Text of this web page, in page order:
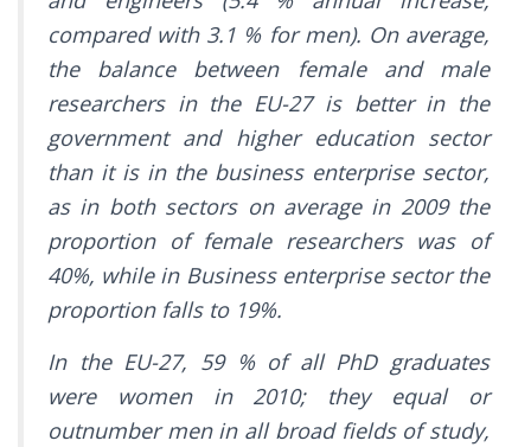
compared with 3.1 % for men). On average,
the balance between female and male
researchers in the EU-27 is better in the
government and higher education sector
than it is in the business enterprise sector,
as in both sectors on average in 2009 the
proportion of female researchers was of
40%, while in Business enterprise sector the
proportion falls to 19%.
In the EU-27, 59 % of all PhD graduates
were women in 2010; they equal or
outnumber men in all broad fields of study,